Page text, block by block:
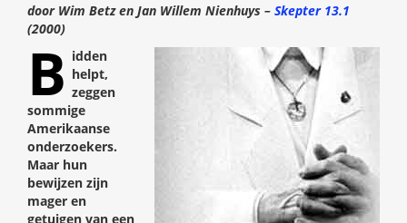
door Wim Betz en Jan Willem Nienhuys – Skepter 13.1
(2000)
B idden
helpt,
zeggen
sommige
Amerikaanse
onderzoekers.
Maar hun
bewijzen zijn
mager en
getuigen van een